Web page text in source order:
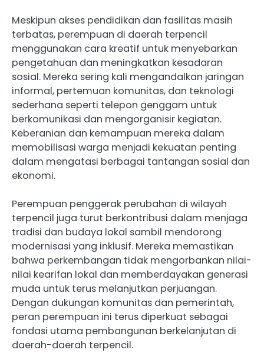
Meskipun akses pendidikan dan fasilitas masih
terbatas, perempuan di daerah terpencil
menggunakan cara kreatif untuk menyebarkan
pengetahuan dan meningkatkan kesadaran
sosial. Mereka sering kali mengandalkan jaringan
informal, pertemuan komunitas, dan teknologi
sederhana seperti telepon genggam untuk
berkomunikasi dan mengorganisir kegiatan.
Keberanian dan kemampuan mereka dalam
memobilisasi warga menjadi kekuatan penting
dalam mengatasi berbagai tantangan sosial dan
ekonomi.
Perempuan penggerak perubahan di wilayah
terpencil juga turut berkontribusi dalam menjaga
tradisi dan budaya lokal sambil mendorong
modernisasi yang inklusif. Mereka memastikan
bahwa perkembangan tidak mengorbankan nilai-
nilai kearifan lokal dan memberdayakan generasi
muda untuk terus melanjutkan perjuangan.
Dengan dukungan komunitas dan pemerintah,
peran perempuan ini terus diperkuat sebagai
fondasi utama pembangunan berkelanjutan di
daerah-daerah terpencil.